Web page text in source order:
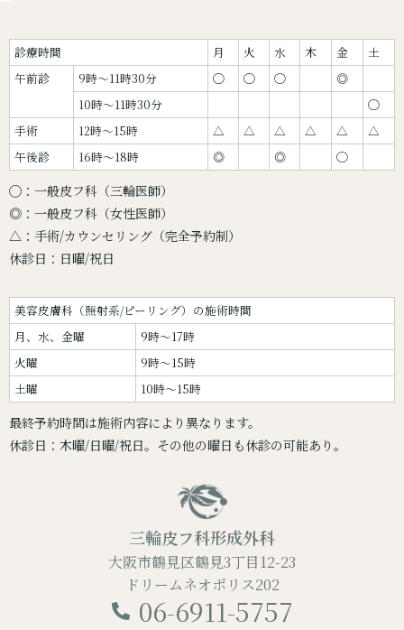
診療時間 月 火 水 木 金
土
午前診
9時〜11時30分 ◯ ◯ ◯
◎
10時〜11時30分
◯
手術
12時〜15時 △ △ △ △ △
△
午後診
16時〜18時 ◎ ◎ ◯
◯：一般皮フ科（三輪医師）
◎：一般皮フ科（女性医師）
△：手術/カウンセリング（完全予約制）
休診日：日曜/祝日
美容皮膚科（照射系/ピーリング）の施術時間
月、水、金曜
9時～17時
火曜
9時～15時
土曜
10時～15時
最終予約時間は施術内容により異なります。
休診日：木曜/日曜/祝日。その他の曜日も休診の可能あり。
三輪皮フ科形成外科
大阪市鶴見区鶴見3丁目12-23
ドリームネオポリス202
06-6911-5757